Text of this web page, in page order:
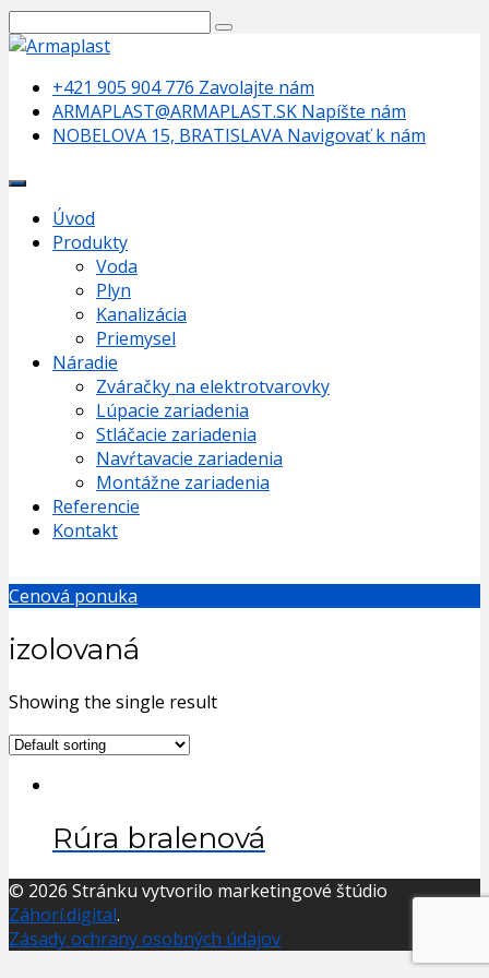
+421 905 904 776 Zavolajte nám
ARMAPLAST@ARMAPLAST.SK Napíšte nám
NOBELOVA 15, BRATISLAVA Navigovať k nám
Úvod
Produkty
Voda
Plyn
Kanalizácia
Priemysel
Náradie
Zváračky na elektrotvarovky
Lúpacie zariadenia
Stláčacie zariadenia
Navŕtavacie zariadenia
Montážne zariadenia
Referencie
Kontakt
Cenová ponuka
izolovaná
Showing the single result
Rúra bralenová
© 2026 Stránku vytvorilo marketingové štúdio
Záhorí.digital.
Zásady ochrany osobných údajov